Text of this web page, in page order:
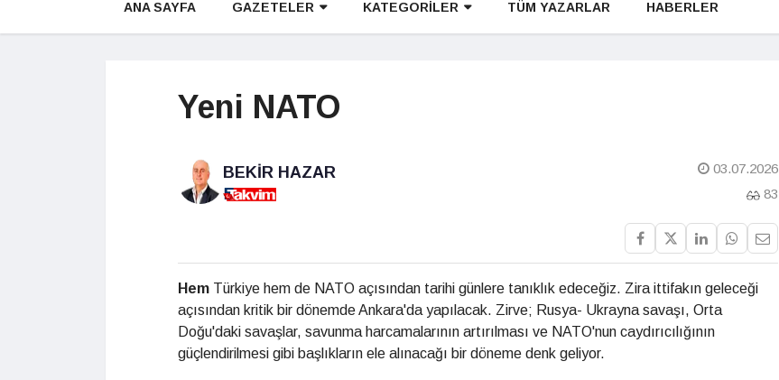
ANA SAYFA GAZETELER KATEGORİLER TÜM YAZARLAR HABERLER
Yeni NATO
BEKIR HAZAR
03.07.2026
83
H em Türkiye hem de NATO açısından tarihi günlere tanıklık edeceğiz. Zira ittifakın geleceği
açısından kritik bir dönemde Ankara'da yapılacak. Zirve; Rusya- Ukrayna savaşı, Orta
Doğu'daki savaşlar, savunma harcamalarının artırılması ve NATO'nun caydırıcılığının
güçlendirilmesi gibi başlıkların ele alınacağı bir döneme denk geliyor.